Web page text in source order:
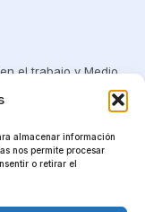
almacenar información
nos permite procesar
o retirar el
el trabajo y Medio